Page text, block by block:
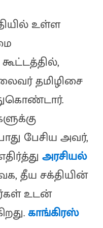
உள்ள
தமிழிசை
பேசிய அவர்,
அரசியல்
தீய சக்தியின்
உடன்
காங்கிரஸ்